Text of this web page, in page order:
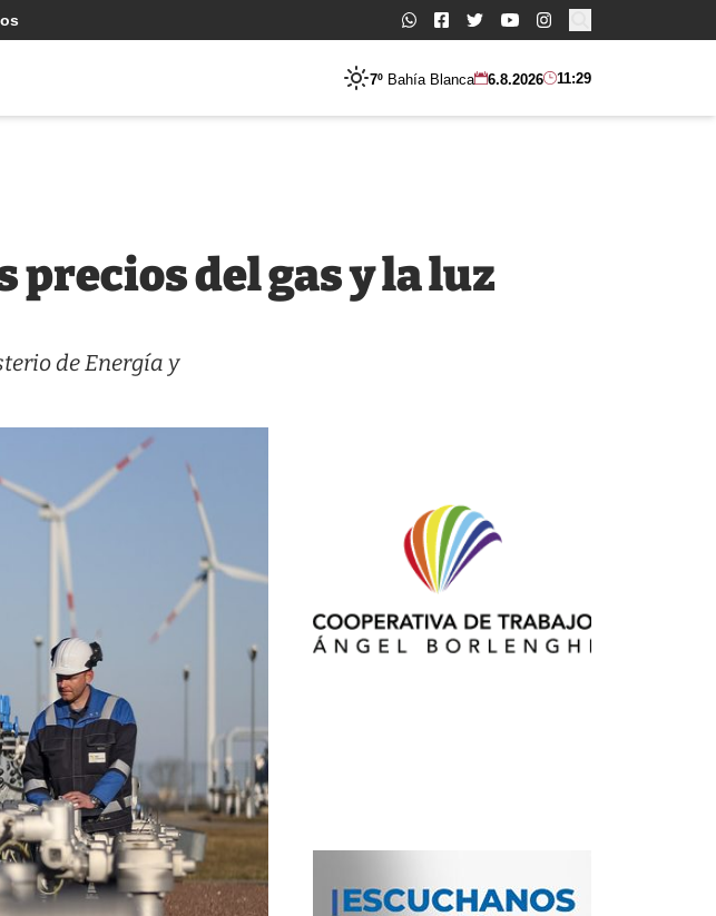
Buscar:
7º Bahía Blanca 6.8.2026 11:29
del gas y la luz
de Energía y